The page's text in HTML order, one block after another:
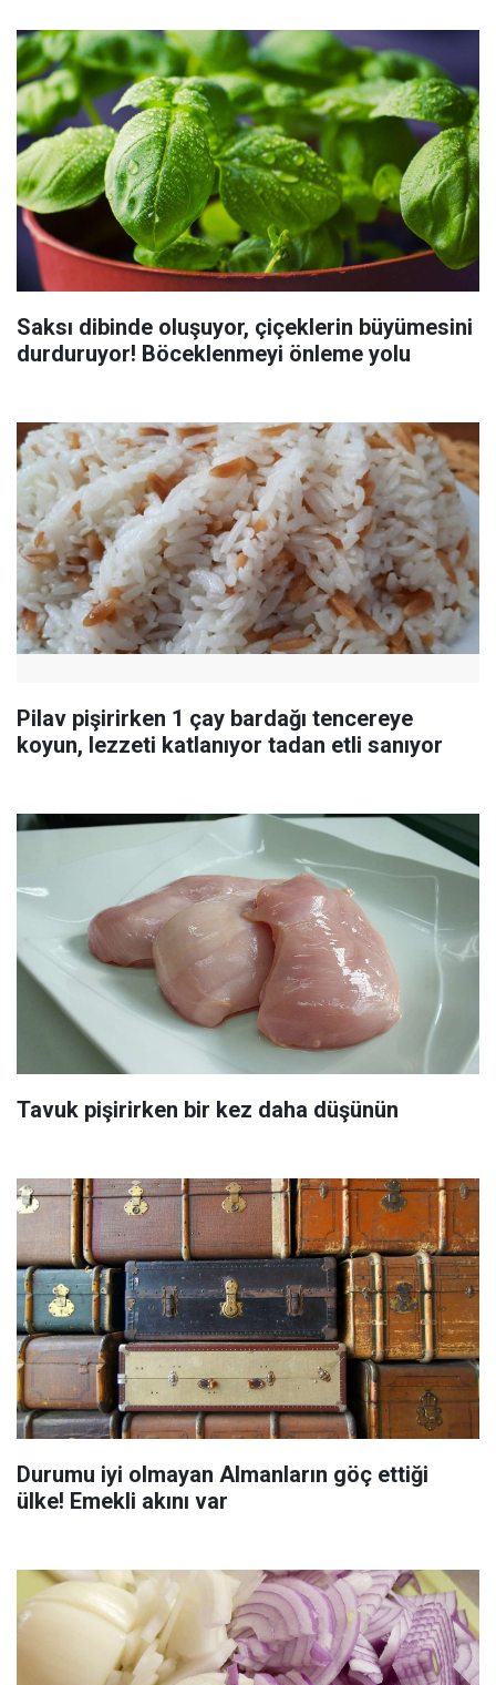
Saksı dibinde oluşuyor, çiçeklerin büyümesini
durduruyor! Böceklenmeyi önleme yolu
Pilav pişirirken 1 çay bardağı tencereye
koyun, lezzeti katlanıyor tadan etli sanıyor
Tavuk pişirirken bir kez daha düşünün
Durumu iyi olmayan Almanların göç ettiği
ülke! Emekli akını var